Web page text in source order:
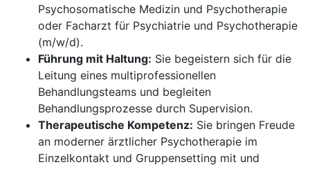
Psychosomatische Medizin und Psychotherapie
oder Facharzt für Psychiatrie und Psychotherapie
(m/w/d).
Führung mit Haltung: Sie begeistern sich für die
Leitung eines multiprofessionellen
Behandlungsteams und begleiten
Behandlungsprozesse durch Supervision.
Therapeutische Kompetenz: Sie bringen Freude
an moderner ärztlicher Psychotherapie im
Einzelkontakt und Gruppensetting mit und